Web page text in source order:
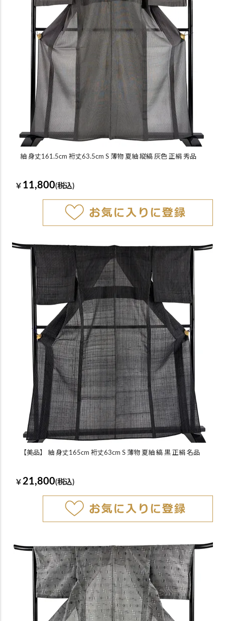
紬 身丈161.5cm 裄丈63.5cm S 薄物 夏紬 縦縞 灰色 正絹 秀品
￥ 11,800(税込)
【美品】 紬 身丈165cm 裄丈63cm S 薄物 夏紬 縞 黒 正絹 名品
￥ 21,800(税込)